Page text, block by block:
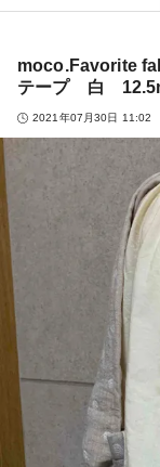
moco.Favorite
テープ 白
2021年07月30日 11:02